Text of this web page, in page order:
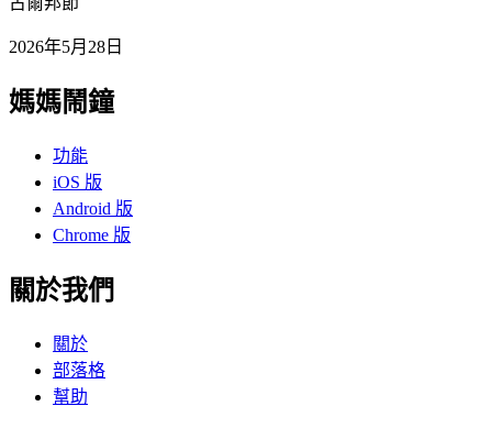
2026年5月28日
媽媽鬧鐘
功能
iOS 版
Android 版
Chrome 版
關於我們
關於
部落格
幫助